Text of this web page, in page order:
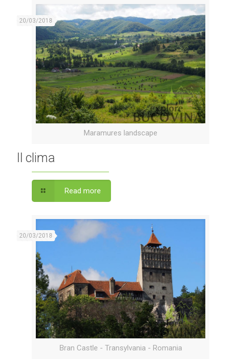
Maramures landscape
20/03/2018
Il clima
Read more
Bran Castle - Transylvania - Romania
20/03/2018